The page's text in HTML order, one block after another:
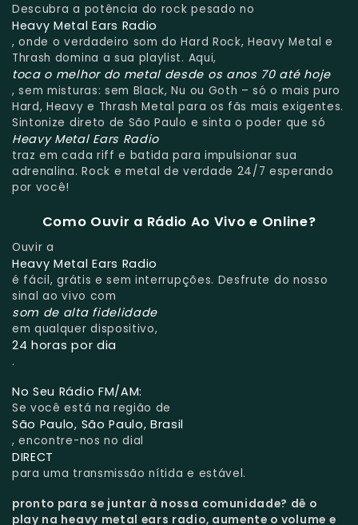
Descubra a potência do rock pesado no
Heavy Metal Ears Radio
, onde o verdadeiro som do Hard Rock, Heavy Metal e
Thrash domina a sua playlist. Aqui,
toca o melhor do metal desde os anos 70 até hoje
, sem misturas: sem Black, Nu ou Goth – só o mais puro
Hard, Heavy e Thrash Metal para os fãs mais exigentes.
Sintonize direto de São Paulo e sinta o poder que só
Heavy Metal Ears Radio
traz em cada riff e batida para impulsionar sua
adrenalina. Rock e metal de verdade 24/7 esperando
por você!
Como Ouvir a Rádio Ao Vivo e Online?
Ouvir a
Heavy Metal Ears Radio
é fácil, grátis e sem interrupções. Desfrute do nosso
sinal ao vivo com
som de alta fidelidade
em qualquer dispositivo,
24 horas por dia
.
No Seu Rádio FM/AM:
Se você está na região de
São Paulo, São Paulo, Brasil
, encontre-nos no dial
DIRECT
para uma transmissão nítida e estável.
pronto para se juntar à nossa comunidade? dê o
play na heavy metal ears radio, aumente o volume e